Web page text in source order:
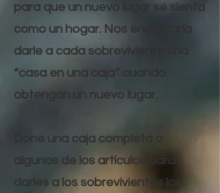
para que un nuevo lugar se sienta
como un hogar. Nos encantaría
darle a cada sobreviviente una
“casa en una caja” cuando
obtengan un nuevo lugar.
Done una caja completa o
algunos de los artículos para
darles a los sobrevivientes los